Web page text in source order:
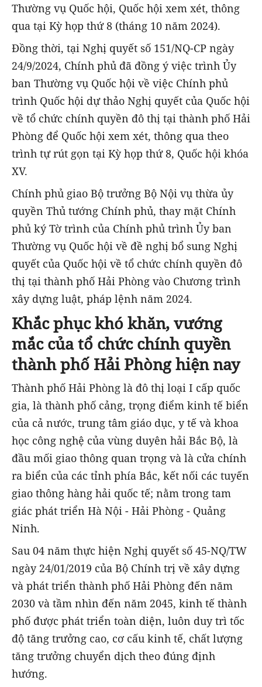
Thường vụ Quốc hội, Quốc hội xem xét, thông
qua tại Kỳ họp thứ 8 (tháng 10 năm 2024).
Đồng thời, tại Nghị quyết số 151/NQ-CP ngày
24/9/2024, Chính phủ đã đồng ý việc trình Ủy
ban Thường vụ Quốc hội về việc Chính phủ
trình Quốc hội dự thảo Nghị quyết của Quốc hội
về tổ chức chính quyền đô thị tại thành phố Hải
Phòng để Quốc hội xem xét, thông qua theo
trình tự rút gọn tại Kỳ họp thứ 8, Quốc hội khóa
XV.
Chính phủ giao Bộ trưởng Bộ Nội vụ thừa ủy
quyền Thủ tướng Chính phủ, thay mặt Chính
phủ ký Tờ trình của Chính phủ trình Ủy ban
Thường vụ Quốc hội về đề nghị bổ sung Nghị
quyết của Quốc hội về tổ chức chính quyền đô
thị tại thành phố Hải Phòng vào Chương trình
xây dựng luật, pháp lệnh năm 2024.
Khắc phục khó khăn, vướng
mắc của tổ chức chính quyền
thành phố Hải Phòng hiện nay
Thành phố Hải Phòng là đô thị loại I cấp quốc
gia, là thành phố cảng, trọng điểm kinh tế biển
của cả nước, trung tâm giáo dục, y tế và khoa
học công nghệ của vùng duyên hải Bắc Bộ, là
đầu mối giao thông quan trọng và là cửa chính
ra biển của các tỉnh phía Bắc, kết nối các tuyến
giao thông hàng hải quốc tế; nằm trong tam
giác phát triển Hà Nội - Hải Phòng - Quảng
Ninh.
Sau 04 năm thực hiện Nghị quyết số 45-NQ/TW
ngày 24/01/2019 của Bộ Chính trị về xây dựng
và phát triển thành phố Hải Phòng đến năm
2030 và tầm nhìn đến năm 2045, kinh tế thành
phố được phát triển toàn diện, luôn duy trì tốc
độ tăng trưởng cao, cơ cấu kinh tế, chất lượng
tăng trưởng chuyển dịch theo đúng định
hướng.